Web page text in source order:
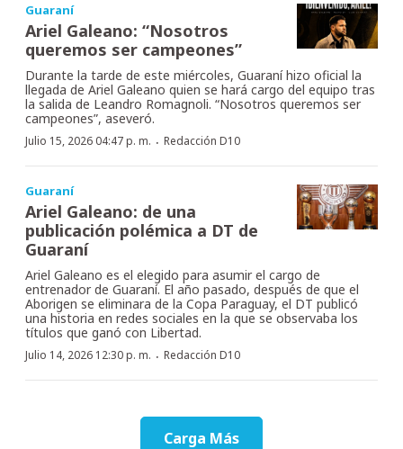
Guaraní
Ariel Galeano: “Nosotros
queremos ser campeones”
Durante la tarde de este miércoles, Guaraní hizo oficial la
llegada de Ariel Galeano quien se hará cargo del equipo tras
la salida de Leandro Romagnoli. “Nosotros queremos ser
campeones”, aseveró.
Julio 15, 2026 04:47 p. m. · Redacción D10
Guaraní
Ariel Galeano: de una
publicación polémica a DT de
Guaraní
Ariel Galeano es el elegido para asumir el cargo de
entrenador de Guaraní. El año pasado, después de que el
Aborigen se eliminara de la Copa Paraguay, el DT publicó
una historia en redes sociales en la que se observaba los
títulos que ganó con Libertad.
Julio 14, 2026 12:30 p. m. · Redacción D10
Carga Más